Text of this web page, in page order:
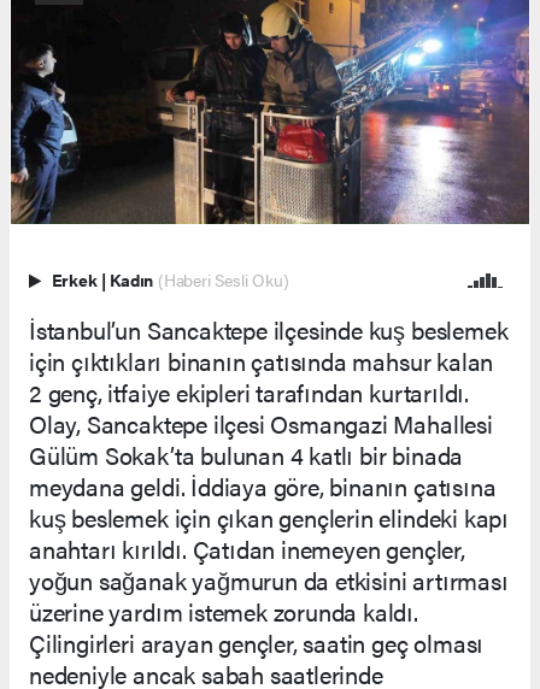
Erkek | Kadın (Haberi Sesli Oku)
İstanbul’un Sancaktepe ilçesinde kuş beslemek
için çıktıkları binanın çatısında mahsur kalan
2 genç, itfaiye ekipleri tarafından kurtarıldı.
Olay, Sancaktepe ilçesi Osmangazi Mahallesi
Gülüm Sokak’ta bulunan 4 katlı bir binada
meydana geldi. İddiaya göre, binanın çatısına
kuş beslemek için çıkan gençlerin elindeki kapı
anahtarı kırıldı. Çatıdan inemeyen gençler,
yoğun sağanak yağmurun da etkisini artırması
üzerine yardım istemek zorunda kaldı.
Çilingirleri arayan gençler, saatin geç olması
nedeniyle ancak sabah saatlerinde